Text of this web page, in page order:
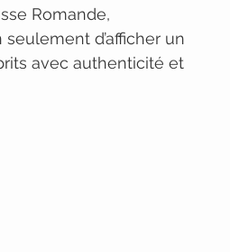
Romande,
d’afficher un
avec authenticité et